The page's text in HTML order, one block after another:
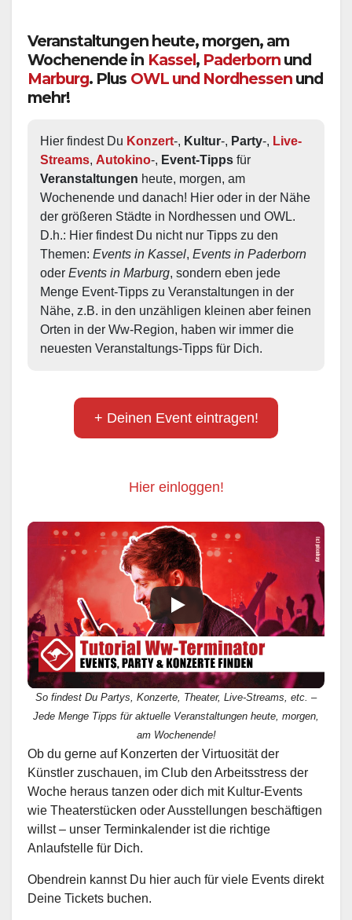
Veranstaltungen heute, morgen, am
Wochenende in Kassel, Paderborn und
Marburg. Plus OWL und Nordhessen und
mehr!
Hier findest Du Konzert-, Kultur-, Party-, Live-
Streams, Autokino-, Event-Tipps
Veranstaltungen heute, morgen, am
Wochenende und danach! Hier oder in der Nähe
der größeren Städte in Nordhessen und OWL.
D.h.: Hier findest Du nicht nur Tipps zu den
Themen: Events in Kassel, Events in Paderborn
oder Events in Marburg, sondern eben jede
Menge Event-Tipps zu Veranstaltungen in der
Nähe, z.B. in den unzähligen kleinen aber feinen
Orten in der Ww-Region, haben wir immer die
neuesten Veranstaltungs-Tipps für Dich.
+ Deinen Event eintragen!
Hier einloggen!
So findest Du Partys, Konzerte, Theater, Live-Streams, etc. –
Jede Menge Tipps für aktuelle Veranstaltungen heute, morgen,
am Wochenende!
Ob du gerne auf Konzerten der Virtuosität der
Künstler zuschauen, im Club den Arbeitsstress der
Woche heraus tanzen oder dich mit Kultur-Events
wie Theaterstücken oder Ausstellungen beschäftigen
willst – unser Terminkalender ist die richtige
Anlaufstelle für Dich.
Obendrein kannst Du hier auch für viele Events direkt
Deine Tickets buchen.